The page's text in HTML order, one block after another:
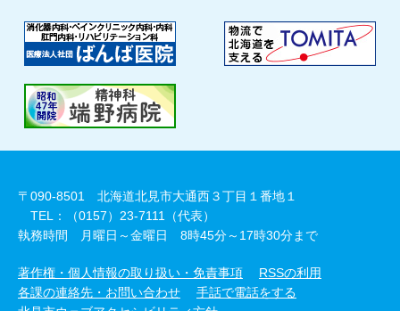
〒090-8501 北海道北見市大通西３丁目１番地１
TEL：（0157）23-7111（代表）
執務時間 月曜日～金曜日 8時45分～17時30分まで
著作権・個人情報の取り扱い・免責事項
RSSの利用
各課の連絡先・お問い合わせ
手話で電話をする